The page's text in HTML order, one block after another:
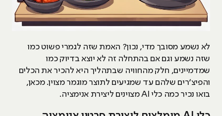
לא נשמע מסובך מדי, נכון? האמת שזה לגמרי פשוט כמו
שזה נשמע וגם אם בהתחלה זה לא יוצא בדיוק כמו
שמדמיינים, חלק מהחוויה שבתהליך היא להכיר את הכלים
והפיצ׳רים שלהם עד שמגיעים לתוצר מוגמר מצוין. מכאן,
בואו נכיר כמה כלי AI מצוינים ליצירת אנימציה.